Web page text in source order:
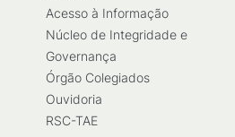
Acesso à Informação
Núcleo de Integridade e
Governança
Órgão Colegiados
Ouvidoria
RSC-TAE